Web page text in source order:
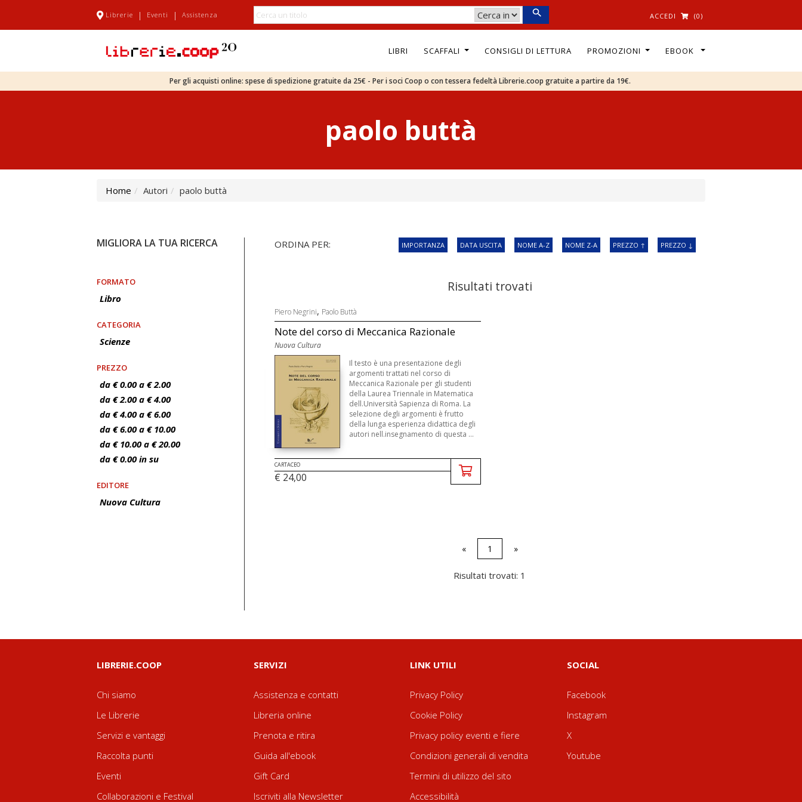
Librerie | Eventi | Assistenza ACCEDI (0)
LIBRI SCAFFALI CONSIGLI DI LETTURA PROMOZIONI EBOOK
Per gli acquisti online: spese di spedizione gratuite da 25€ - Per i soci Coop o con tessera fedeltà Librerie.coop gratuite a partire da 19€.
paolo buttà
Home Autori paolo buttà
MIGLIORA LA TUA RICERCA
FORMATO
Libro
CATEGORIA
Scienze
PREZZO
da € 0.00 a € 2.00
da € 2.00 a € 4.00
da € 4.00 a € 6.00
da € 6.00 a € 10.00
da € 10.00 a € 20.00
da € 0.00 in su
EDITORE
Nuova Cultura
ORDINA PER: IMPORTANZA DATA USCITA NOME A-Z NOME Z-A PREZZO ↑ PREZZO ↓
Risultati trovati
Piero Negrini, Paolo Buttà
Note del corso di Meccanica Razionale
Nuova Cultura
Il testo è una presentazione degli
argomenti trattati nel corso di
Meccanica Razionale per gli studenti
della Laurea Triennale in Matematica
dell.Università Sapienza di Roma. La
selezione degli argomenti è frutto
della lunga esperienza didattica degli
autori nell.insegnamento di questa ...
CARTACEO
€ 24,00
« 1 »
Risultati trovati: 1
LIBRERIE.COOP
Chi siamo
Le Librerie
Servizi e vantaggi
Raccolta punti
Eventi
Collaborazioni e Festival
SERVIZI
Assistenza e contatti
Libreria online
Prenota e ritira
Guida all'ebook
Gift Card
Iscriviti alla Newsletter
LINK UTILI
Privacy Policy
Cookie Policy
Privacy policy eventi e fiere
Condizioni generali di vendita
Termini di utilizzo del sito
Accessibilità
SOCIAL
Facebook
Instagram
X
Youtube